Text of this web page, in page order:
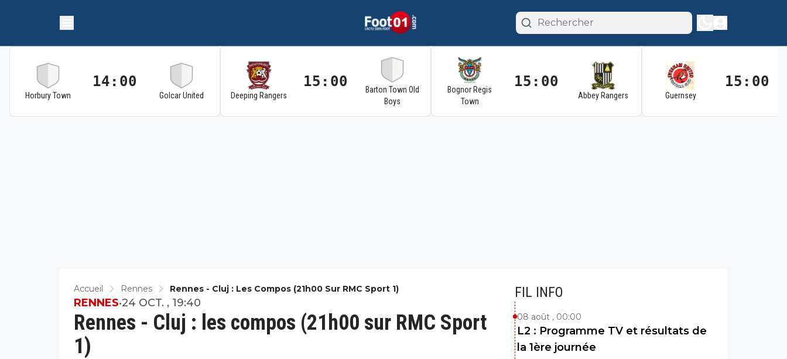
Horbury Town
14:00
Golcar United Deeping Rangers
15:00
Barton Town Old
Boys
Bognor Regis
Town
15:00
Abbey Rangers Guernsey
15:00
Accueil Rennes Rennes - Cluj : Les Compos (21h00 Sur RMC Sport 1)
Rennes - Cluj : les compos (21h00 sur RMC Sport
1)
RENNES•24 OCT. , 19:40
FIL INFO
08 août , 00:00
L2 : Programme TV et résultats de
la 1ère journée